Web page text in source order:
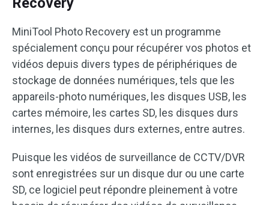
MiniTool Photo Recovery est un programme
spécialement conçu pour récupérer vos photos et
vidéos depuis divers types de périphériques de
stockage de données numériques, tels que les
appareils-photo numériques, les disques USB, les
cartes mémoire, les cartes SD, les disques durs
internes, les disques durs externes, entre autres.
Puisque les vidéos de surveillance de CCTV/DVR
sont enregistrées sur un disque dur ou une carte
SD, ce logiciel peut répondre pleinement à votre